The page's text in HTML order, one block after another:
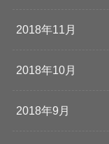
2018年11月
2018年10月
2018年9月